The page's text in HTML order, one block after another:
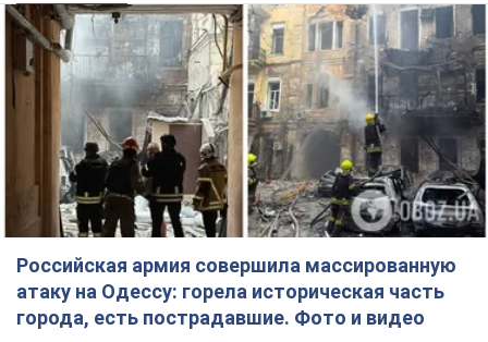
Российская армия совершила массированную
атаку на Одессу: горела историческая часть
города, есть пострадавшие. Фото и видео